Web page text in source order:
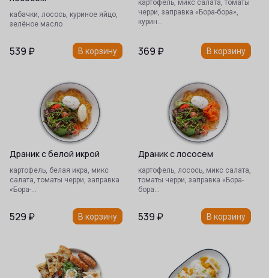
кабачки, лосось, куриное яйцо,
зелёное масло
539 ₽ В корзину
картофель, микс салата, томаты
черри, заправка «Бора-бора»,
курин…
369 ₽ В корзину
Драник с белой икрой
картофель, белая икра, микс
салата, томаты черри, заправка
«Бора-…
529 ₽ В корзину
Драник с лососем
картофель, лосось, микс салата,
томаты черри, заправка «Бора-
бора…
539 ₽ В корзину